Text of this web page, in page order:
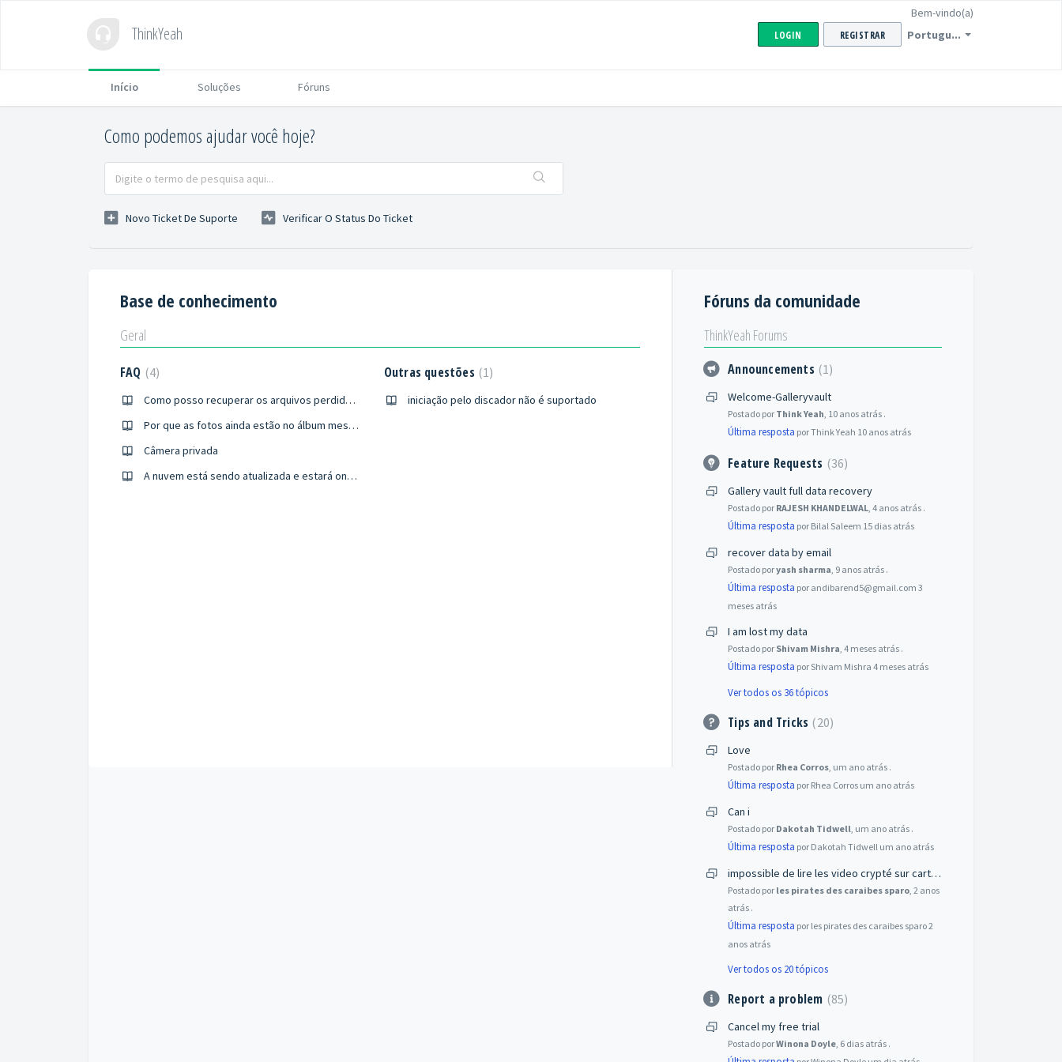
ThinkYeah Portugu...
Bem-vindo(a)
LOGIN REGISTRAR
Início Soluções Fóruns
Como podemos ajudar você hoje?
Novo Ticket De Suporte Verificar O Status Do Ticket
Base de conhecimento
Geral
FAQ 4
Como posso recuperar os arquivos perdidos?
Por que as fotos ainda estão no álbum mesmo depois de importadas?
Câmera privada
A nuvem está sendo atualizada e estará online novamente em 20 de novembro.
Outras questões 1
iniciação pelo discador não é suportado
Fóruns da comunidade
ThinkYeah Forums
Announcements 1
Welcome-Galleryvault
Postado por Think Yeah, 10 anos atrás .
Última resposta por Think Yeah 10 anos atrás
Feature Requests 36
Gallery vault full data recovery
Postado por RAJESH KHANDELWAL,4 anos atrás .
Última resposta por Bilal Saleem 15 dias atrás
recover data by email
Postado poryash sharma, 9 anos atrás .
Última resposta por andibarend5@gmail.com3
meses atrás
I am lost my data
Postado por Shivam Mishra,4 meses atrás .
Última resposta por Shivam Mishra4 meses atrás
Ver todos os 36 tópicos
Tips and Tricks 20
Love
Postado por Rhea Corros, um ano atrás .
Última resposta por Rhea Corros um ano atrás
Can i
Postado por Dakotah Tidwell, um ano atrás .
Última resposta por Dakotah Tidwell um ano atrás
impossible de lire les video crypté sur cartes sd
Postado por les pirates des caraibes sparo,2 anos
atrás .
Última resposta por les pirates des caraibes sparo2
anos atrás
Ver todos os 20 tópicos
Report a problem 85
Cancel my free trial
Postado porWinona Doyle, 6 dias atrás .